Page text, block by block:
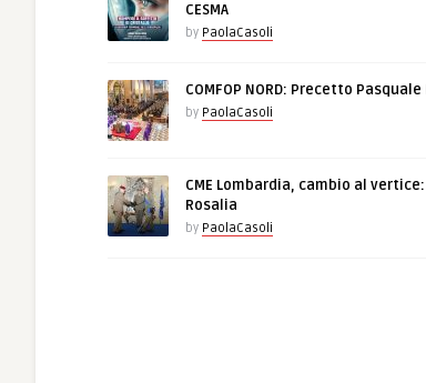
CESMA
by PaolaCasoli
COMFOP NORD: Precetto
by PaolaCasoli
CME Lombardia, cambio al
Rosalia
by PaolaCasoli